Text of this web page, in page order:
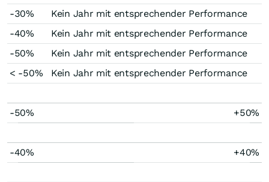
-30%
Kein Jahr mit entsprechender Performance
-40%
Kein Jahr mit entsprechender Performance
-50%
Kein Jahr mit entsprechender Performance
< -50%
Kein Jahr mit entsprechender Performance
-50% +50%
-40% +40%